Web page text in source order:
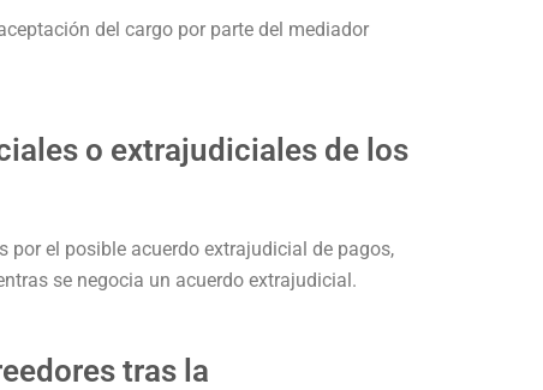
del cargo por parte del mediador
o extrajudiciales de los
por el posible acuerdo extrajudicial de pagos,
se negocia un acuerdo extrajudicial.
tras la